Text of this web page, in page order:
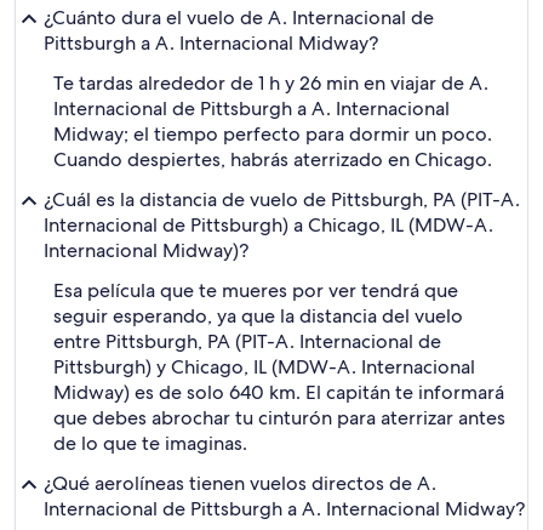
¿Cuánto dura el vuelo de A. Internacional de
Pittsburgh a A. Internacional Midway?
Te tardas alrededor de 1 h y 26 min en viajar de A.
Internacional de Pittsburgh a A. Internacional
Midway; el tiempo perfecto para dormir un poco.
Cuando despiertes, habrás aterrizado en Chicago.
¿Cuál es la distancia de vuelo de Pittsburgh, PA (PIT-A.
Internacional de Pittsburgh) a Chicago, IL (MDW-A.
Internacional Midway)?
Esa película que te mueres por ver tendrá que
seguir esperando, ya que la distancia del vuelo
entre Pittsburgh, PA (PIT-A. Internacional de
Pittsburgh) y Chicago, IL (MDW-A. Internacional
Midway) es de solo 640 km. El capitán te informará
que debes abrochar tu cinturón para aterrizar antes
de lo que te imaginas.
¿Qué aerolíneas tienen vuelos directos de A.
Internacional de Pittsburgh a A. Internacional Midway?